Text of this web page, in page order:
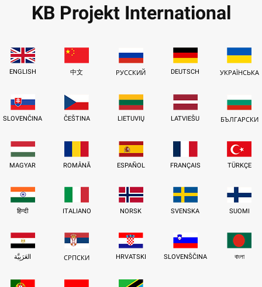
KB Projekt International
ENGLISH 中文 РУССКИЙ DEUTSCH УКРАЇНСЬКА
SLOVENČINA ČEŠTINA LIETUVIŲ LATVIEŠU БЪЛГАРСКИ
MAGYAR ROMÂNĂ ESPAÑOL FRANÇAIS TÜRKÇE
हिन्दी ITALIANO NORSK SVENSKA SUOMI
العَرَبِيَّة СРПСКИ HRVATSKI SLOVENŠČINA বাংলা